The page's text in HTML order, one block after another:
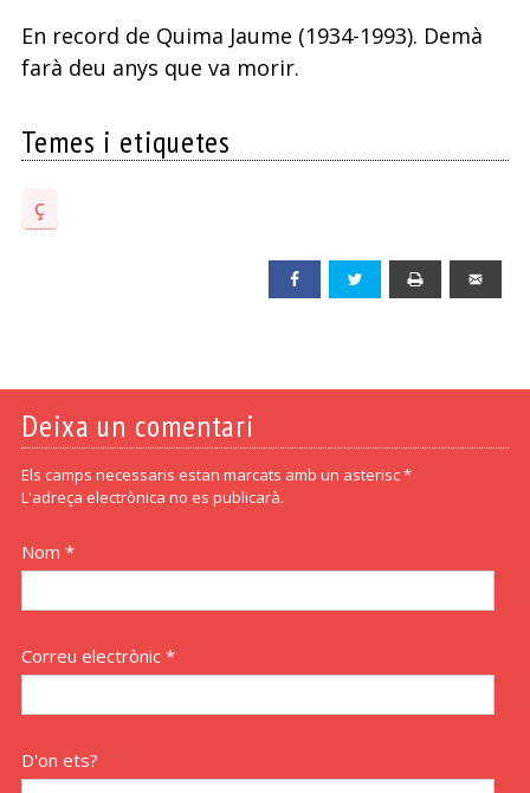
En record de Quima Jaume (1934-1993). Demà
farà deu anys que va morir.
Temes i etiquetes
ç
Facebook Twitter
Deixa un comentari
Els camps necessaris estan marcats amb un asterisc *
L'adreça electrònica no es publicarà.
Nom *
Correu electrònic *
D'on ets?